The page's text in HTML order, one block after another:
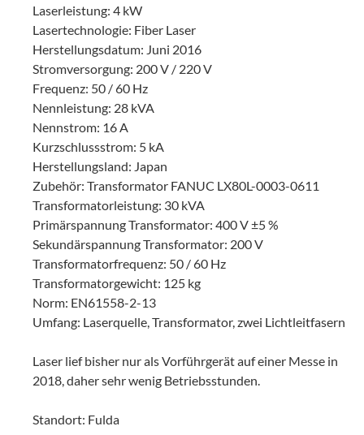
Laserleistung: 4 kW
Lasertechnologie: Fiber Laser
Herstellungsdatum: Juni 2016
Stromversorgung: 200 V / 220 V
Frequenz: 50 / 60 Hz
Nennleistung: 28 kVA
Nennstrom: 16 A
Kurzschlussstrom: 5 kA
Herstellungsland: Japan
Zubehör: Transformator FANUC LX80L-0003-0611
Transformatorleistung: 30 kVA
Primärspannung Transformator: 400 V ±5 %
Sekundärspannung Transformator: 200 V
Transformatorfrequenz: 50 / 60 Hz
Transformatorgewicht: 125 kg
Norm: EN61558-2-13
Umfang: Laserquelle, Transformator, zwei Lichtleitfasern
Laser lief bisher nur als Vorführgerät auf einer Messe in
2018, daher sehr wenig Betriebsstunden.
Standort: Fulda